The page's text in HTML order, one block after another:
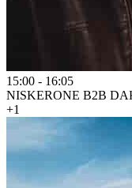
15:00 - 16:05
NISKERONE B2B
+1